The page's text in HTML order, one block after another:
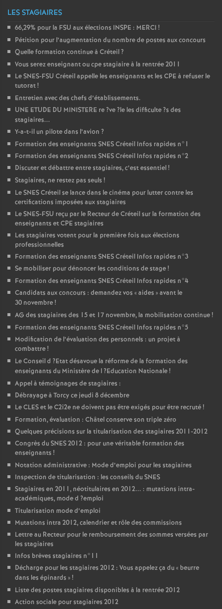
LES STAGIAIRES
66,29% pour la FSU aux élections INSPE : MERCI !
Pétition pour l’augmentation du nombre de postes aux concours
Quelle formation continue à Créteil?
Vous serez enseignant ou cpe stagiaire à la rentrée 2011
LeSNES-FSU Créteil appelle les enseignants et les CPE à refuser le
tutorat!
Entretien avec des chefs d’établissements.
UNE ETUDE DU MINISTERE re?ve?le les difficulte?s des
stagiaires...
Y-a-t-il un pilote dans l’avion ?
Formation des enseignants SNESCréteil Infos rapides n°1
Formation des enseignants SNESCréteil Infos rapides n°2
Discuter et débattre entre stagiaires, c’est essentiel!
Stagiaires, ne restez pas seuls !
LeSNESCréteil se lance dans le cinéma pour lutter contre les
certifications imposées aux stagiaires
LeSNES-FSU reçu par le Recteur de Créteil sur la formation des
enseignants etCPE stagiaires
Les stagiaires votent pour la première fois aux élections
professionnelles
Formation des enseignants SNESCréteil Infos rapides n°3
Se mobiliser pour dénoncer les conditions de stage!
Formation des enseignants SNESCréteil Infos rapides n°4
Candidats aux concours : demandez vos «aides » avant le
30 novembre!
AG des stagiaires des 15 et 17 novembre, la mobilisation continue!
Formation des enseignants SNESCréteil Infos rapides n°5
Modification de l’évaluation des personnels : un projet à
combattre!
Le Conseil d ?Etat désavoue la réforme de la formation des
enseignants du Ministère de l?Education Nationale!
Appel à témoignages de stagiaires :
Débrayage à Torcy ce jeudi 8 décembre
LeCLESet le C2i2e ne doivent pas être exigés pour être recruté!
Formation, évaluation : Châtel conserve son triple zéro
Quelques précisions sur la titularisation des stagiaires 2011-2012
Congrès duSNES2012 : pour une véritable formation des
enseignants !
Notation administrative : Mode d’emploi pour les stagiaires
Inspection de titularisation : les conseils duSNES
Stagiaires en 2011, néotitulaires en 2012... : mutations intra-
académiques, mode d ?emploi
Titularisation mode d’emploi
Mutations intra 2012, calendrier et rôle des commissions
Lettre au Recteur pour le remboursement des sommes versées par
les stagiaires
Infos brèves stagiaires n°11
Décharge pour les stagiaires 2012 : Vous appelez ça du « beurre
dans les épinards »!
Liste des postes stagiaires disponibles à la rentrée 2012
Action sociale pour stagiaires 2012